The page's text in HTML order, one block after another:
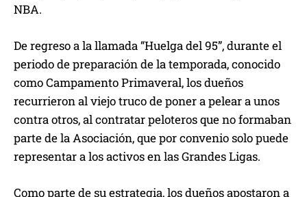
NBA.
De regreso a la llamada “Huelga del 95”, durante el
periodo de preparación de la temporada, conocido
como Campamento Primaveral, los dueños
recurrieron al viejo truco de poner a pelear a unos
contra otros, al contratar peloteros que no formaban
parte de la Asociación, que por convenio solo puede
representar a los activos en las Grandes Ligas.
Como parte de su estrategia, los dueños apostaron a